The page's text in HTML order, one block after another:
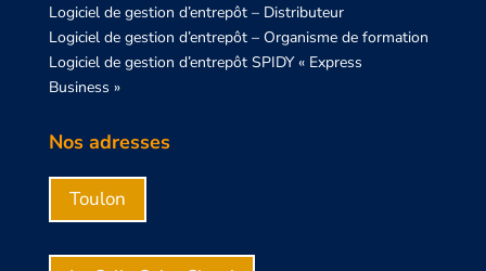
Logiciel de gestion d’entrepôt – Distributeur
Logiciel de gestion d’entrepôt – Organisme de formation
Logiciel de gestion d’entrepôt SPIDY « Express
Business »
Nos adresses
Toulon